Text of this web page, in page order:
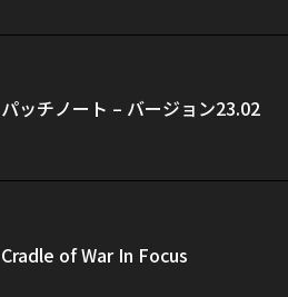
パッチノート – バージョン23.02
Cradle of War In Focus